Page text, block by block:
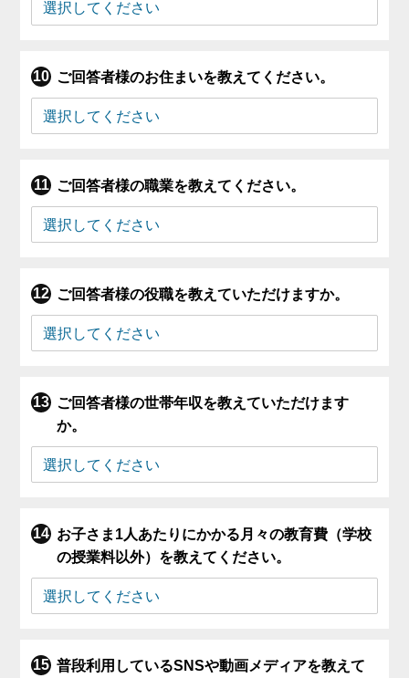
ご回答者様のお住まいを教えてください。
ご回答者様の職業を教えてください。
ご回答者様の役職を教えていただけますか。
ご回答者様の世帯年収を教えていただけます
か。
お子さま1人あたりにかかる月々の教育費（学校
の授業料以外）を教えてください。
普段利用しているSNSや動画メディアを教えて